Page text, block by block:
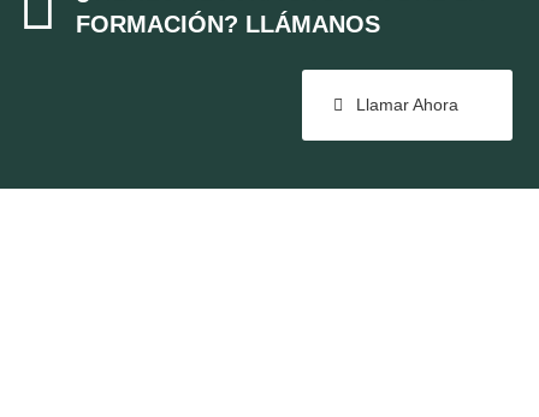
FORMACIÓN? LLÁMANOS
Llamar Ahora